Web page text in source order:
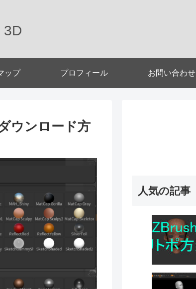
3D
ップ プロフィール お問い合わせ
ウンロード方
人気の記事